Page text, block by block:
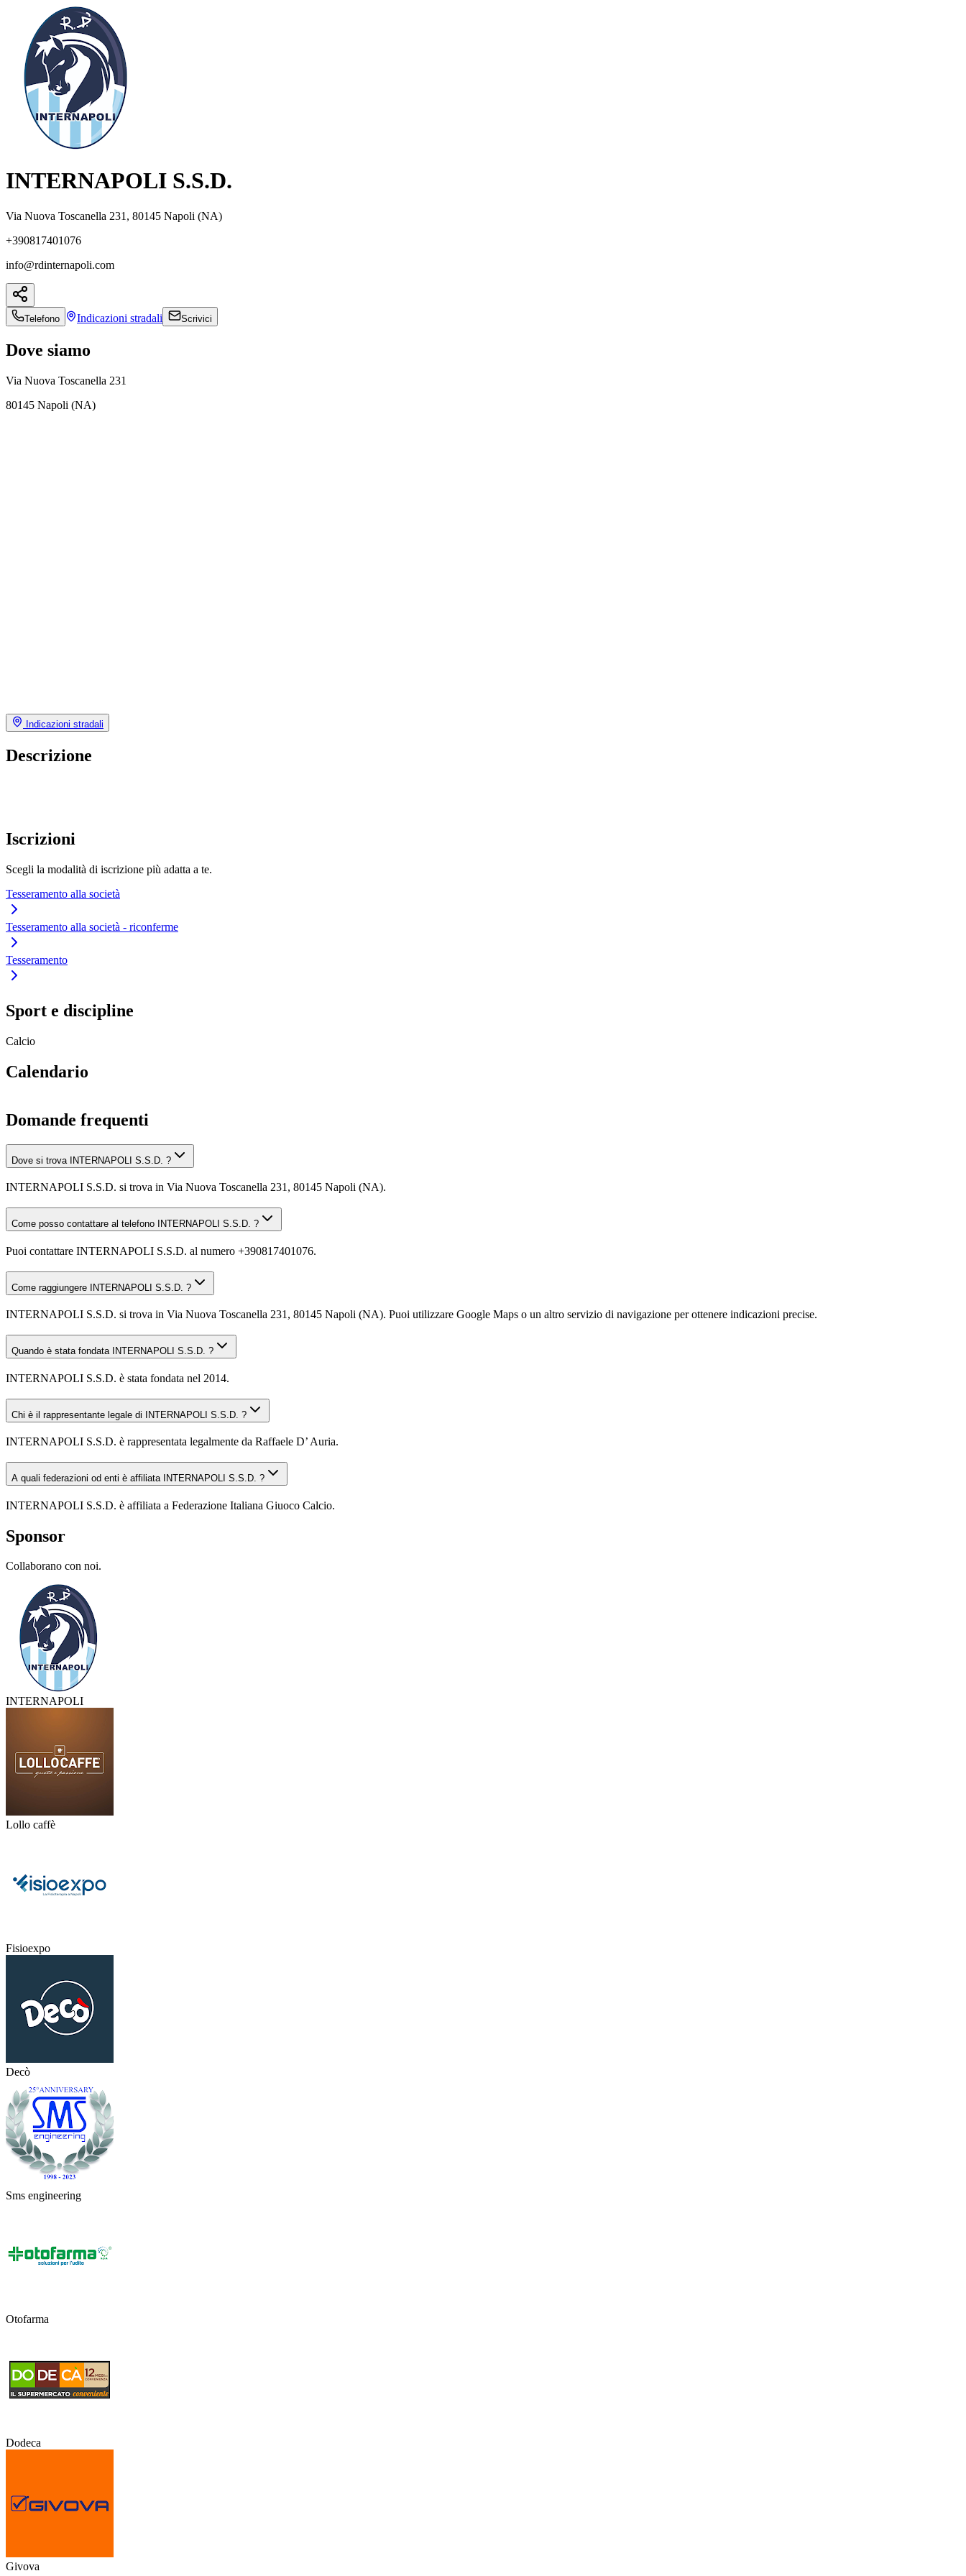
INTERNAPOLI S.S.D.
Via Nuova Toscanella 231, 80145 Napoli (NA)
+390817401076
info@rdinternapoli.com
Telefono Indicazioni stradali Scrivici
Dove siamo
Via Nuova Toscanella 231
80145 Napoli (NA)
Indicazioni stradali
Descrizione
Iscrizioni
Scegli la modalità di iscrizione più adatta a te.
Tesseramento alla società
Tesseramento alla società - riconferme
Tesseramento
Sport e discipline
Calcio
Calendario
Domande frequenti
Dove si trova INTERNAPOLI S.S.D. ?
INTERNAPOLI S.S.D. si trova in Via Nuova Toscanella 231, 80145 Napoli (NA).
Come posso contattare al telefono INTERNAPOLI S.S.D. ?
Puoi contattare INTERNAPOLI S.S.D. al numero +390817401076.
Come raggiungere INTERNAPOLI S.S.D. ?
INTERNAPOLI S.S.D. si trova in Via Nuova Toscanella 231, 80145 Napoli (NA). Puoi utilizzare Google Maps o un altro servizio di navigazione per ottenere indicazioni precise.
Quando è stata fondata INTERNAPOLI S.S.D. ?
INTERNAPOLI S.S.D. è stata fondata nel 2014.
Chi è il rappresentante legale di INTERNAPOLI S.S.D. ?
INTERNAPOLI S.S.D. è rappresentata legalmente da Raffaele D’ Auria.
A quali federazioni od enti è affiliata INTERNAPOLI S.S.D. ?
INTERNAPOLI S.S.D. è affiliata a Federazione Italiana Giuoco Calcio.
Sponsor
Collaborano con noi.
INTERNAPOLI
Lollo caffè
Fisioexpo
Decò
Sms engineering
Otofarma
Dodeca
Givova